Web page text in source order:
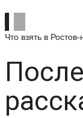
Что взять в